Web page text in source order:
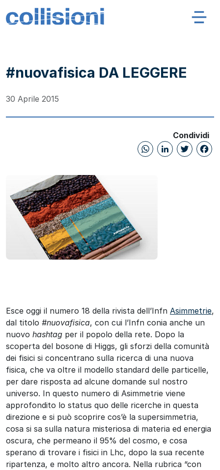
Salta al contenuto
Navigazione principale
#nuovafisica DA LEGGERE
30 Aprile 2015
Condividi
Esce oggi il numero 18 della rivista dell’Infn Asimmetrie,
dal titolo #nuovafisica, con cui l’Infn conia anche un
nuovo hashtag per il popolo della rete. Dopo la
scoperta del bosone di Higgs, gli sforzi della comunità
dei fisici si concentrano sulla ricerca di una nuova
fisica, che va oltre il modello standard delle particelle,
per dare risposta ad alcune domande sul nostro
universo. In questo numero di Asimmetrie viene
approfondito lo status quo delle ricerche in questa
direzione e si può scoprire cos’è la supersimmetria,
cosa si sa sulla natura misteriosa di materia ed energia
oscura, che permeano il 95% del cosmo, e cosa
sperano di trovare i fisici in Lhc, dopo la sua recente
ripartenza, e molto altro ancora. Nella rubrica “con